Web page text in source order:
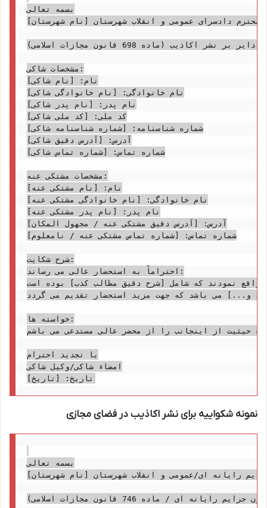
بسمه تعالی
محترم دادسرای عمومی و انقلاب شهرستان [نام شهرستان]
موضوع: شکایت کیفری دایر بر نشر اکاذیب (ماده 698 قانون مجازات اسلامی)
مشخصات شاکی:
نام: [نام شاکی]
نام خانوادگی: [نام خانوادگی شاکی]
نام پدر: [نام پدر شاکی]
کد ملی: [کد ملی شاکی]
شماره شناسنامه: [شماره شناسنامه شاکی]
آدرس: [آدرس دقیق شاکی]
شماره تماس: [شماره تماس شاکی]
مشخصات مشتکی عنه:
نام: [نام مشتکی عنه]
نام خانوادگی: [نام خانوادگی مشتکی عنه]
نام پدر: [نام پدر مشتکی عنه]
آدرس: [آدرس دقیق مشتکی عنه / مجهول المکان]
شماره تماس: [شماره تماس مشتکی عنه / نامعلوم]
شرح شکایت:
احتراماً به استحضار عالی می رساند:
واقع نمودند که شامل [شرح دقیق مطالب کذب] بوده است.
و...] می باشد که جهت مزید استحضار تقدیم می گردد.
خواسته ها:
همچنین اعاده حیثیت از اینجانب را از محضر عالی مستدعی می باشم.
با تجدید احترام
امضاء شاکی/وکیل شاکی
نمونه شکواییه برای نشر اکاذیب در فضای مجازی
بسمه تعالی
رایانه ای/عمومی و انقلاب شهرستان [نام شهرستان]
موضوع: شکایت کیفری دایر بر نشر اکاذیب در فضای مجازی (ماده 18 قانون جرایم رایانه ای / ماده 746 قانون مجازات اسلامی)